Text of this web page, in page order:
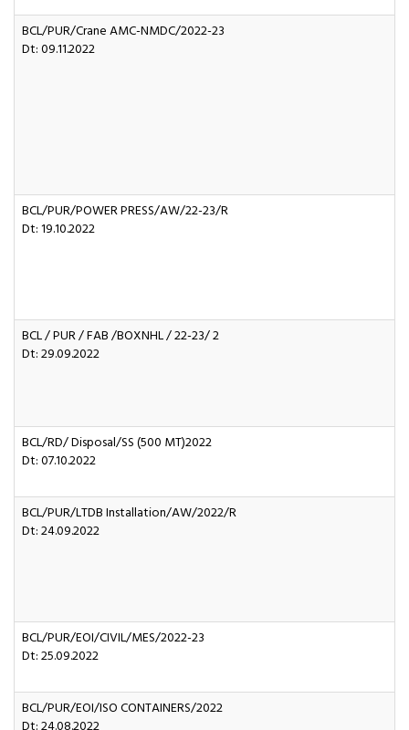
BCL/PUR/Crane AMC-NMDC/2022-23
Dt: 09.11.2022
BCL/PUR/POWER PRESS/AW/22-23/R
Dt: 19.10.2022
BCL / PUR / FAB /BOXNHL / 22-23/ 2
Dt: 29.09.2022
BCL/RD/ Disposal/SS (500 MT)2022
Dt: 07.10.2022
BCL/PUR/LTDB Installation/AW/2022/R
Dt: 24.09.2022
BCL/PUR/EOI/CIVIL/MES/2022-23
Dt: 25.09.2022
BCL/PUR/EOI/ISO CONTAINERS/2022